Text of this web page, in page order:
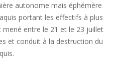
autonome mais éphémère
portant les effectifs à plus
mené entre le 21 et le 23 juillet
et conduit à la destruction du